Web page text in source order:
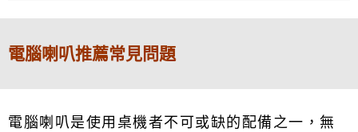
電腦喇叭推薦常見問題
電腦喇叭是使用桌機者不可或缺的配備之一，無